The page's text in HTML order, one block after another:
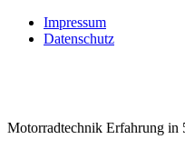
Impressum
Datenschutz
Motorradtechnik Erfahrung in